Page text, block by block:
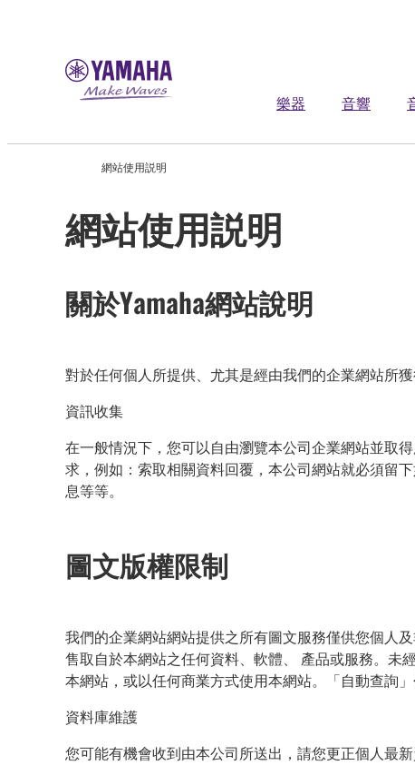
樂器 音響
網站使用説明
網站使用説明
關於Yamaha網站說明
對於任何個人所提供、尤其是經由我們的企業網站所
資訊收集
在一般情況下，您可以自由瀏覽本公司企業網站並取
求，例如：索取相關資料回覆，本公司網站就必須留
息等等。
圖文版權限制
我們的企業網站網站提供之所有圖文服務僅供您個人
售取自於本網站之任何資料、軟體、 產品或服務。未
本網站，或以任何商業方式使用本網站。「自動查詢
資料庫維護
您可能有機會收到由本公司所送出，請您更正個人最新